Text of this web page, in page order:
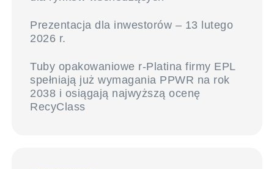
Prezentacja dla inwestorów – 13 lutego
2026 r.
Tuby opakowaniowe r-Platina firmy EPL
spełniają już wymagania PPWR na rok
2038 i osiągają najwyższą ocenę
RecyClass